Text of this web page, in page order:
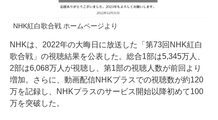
NHK紅白歌合戦 ホームページより
NHKは、2022年の大晦日に放送した「第73回NHK紅白
歌合戦」の視聴結果を公表した。総合1部は5,345万人、
2部は6,068万人が視聴し、第1部の視聴人数が前回より
増加。さらに、動画配信NHKプラスでの視聴数が約120
万を記録し、NHKプラスのサービス開始以降初めて100
万を突破した。